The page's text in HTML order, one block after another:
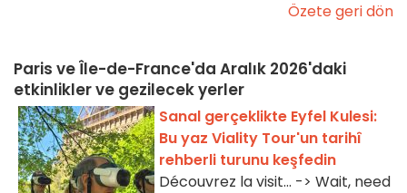
Özete geri dön
Paris ve Île-de-France'da Aralık 2026'daki
etkinlikler ve gezilecek yerler
Sanal gerçeklikte Eyfel Kulesi:
Bu yaz Viality Tour'un tarihî
rehberli turunu keşfedin
Découvrez la visit... -> Wait, need